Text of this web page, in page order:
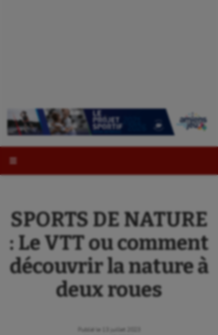
SPORTS DE NATURE
: Le VTT ou comment
découvrir la nature à
deux roues
Publié le
13 juillet 2023